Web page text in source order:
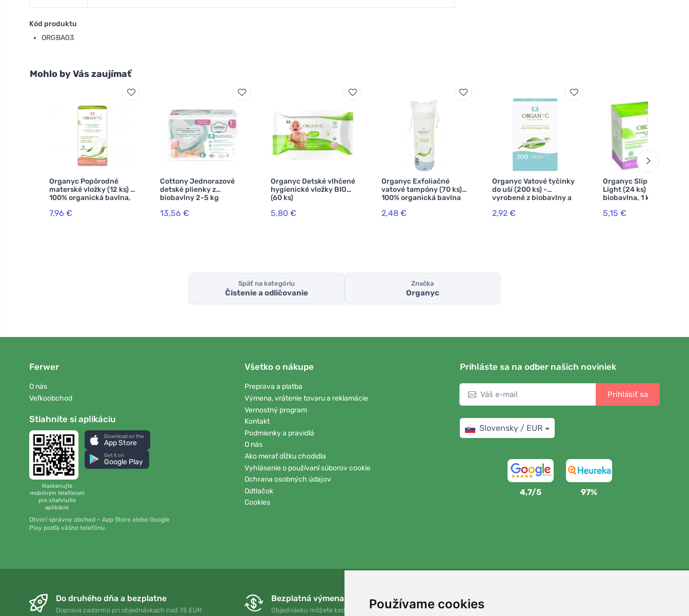
Používame cookies
Kód produktu
ORGBA03
Mohlo by Vás zaujímať
Organyc Popôrodné
materské vložky (12 ks) -
100% organická bavlna,
6 kvapiek
7,96 €
Cottony Jednorazové
detské plienky z
biobavlny 2-5 kg
13,56 €
Organyc Detské vlhčené
hygienické vložky BIO
(60 ks)
5,80 €
Organyc Exfoliačné
vatové tampóny (70 ks) -
100% organická bavlna
2,48 €
Organyc Vatové tyčinky
do uší (200 ks) -
vyrobené z biobavlny a
recyklovaného kartónu
2,92 €
Organyc Slipové vložky
Light (24 ks) - 100%
biobavlna, 1 kvapka
5,15 €
Späť na kategóriu
Čistenie a odličovanie
Značka
Organyc
Ferwer
O nás
Veľkoobchod
Stiahnite si aplikáciu
Naskenujte
mobilným telefónom
pre stiahnutie
aplikácie
Download on the
App Store
Get it on
Google Play
Otvorí správny obchod – App Store alebo Google
Play podľa vášho telefónu.
Všetko o nákupe
Preprava a platba
Výmena, vrátenie tovaru a reklamácie
Vernostný program
Kontakt
Podmienky a pravidlá
O nás
Ako merať dĺžku chodidla
Vyhlásenie o používaní súborov cookie
Ochrana osobných údajov
Odtlačok
Cookies
Prihláste sa na odber našich noviniek
Prihlásiť sa
Slovensky / EUR
4,7/5 97%
Do druhého dňa a bezplatne
Doprava zadarmo pri objednávkach nad 75 EUR
Bezplatná výmena a vrátenie tovaru
Objednávku môžete kedykoľvek vrátiť alebo vymeniť do